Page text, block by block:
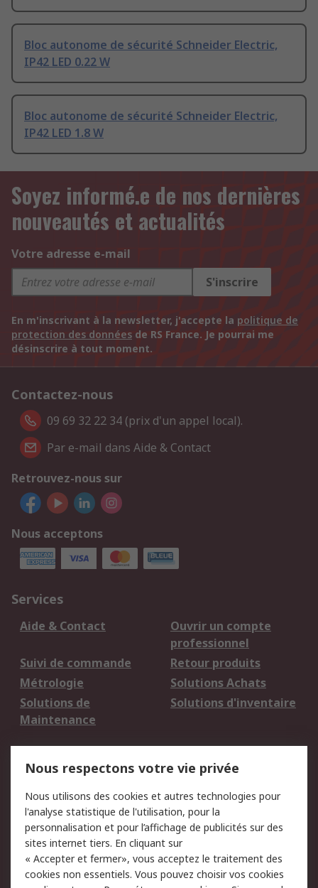
Bloc autonome de sécurité Schneider Electric,
IP42 LED 0.22 W
Bloc autonome de sécurité Schneider Electric,
IP42 LED 1.8 W
Soyez informé.e de nos dernières
nouveautés et actualités
Votre adresse e-mail
S'inscrire
En m'inscrivant à la newsletter, j'accepte la politique de
protection des données de RS France. Je pourrai me
désinscrire à tout moment.
Contactez-nous
09 69 32 22 34 (prix d'un appel local).
Par e-mail dans Aide & Contact
Retrouvez-nous sur
Nous acceptons
Services
Aide & Contact
Ouvrir un compte
professionnel
Suivi de commande
Retour produits
Métrologie
Solutions Achats
Solutions de
Maintenance
Solutions d'inventaire
du site
Politique de protection
des données - Mise à
jour
Sécurité des E-mails
Conditions générales
Politique anti-
Nous respectons votre vie privée
Nous utilisons des cookies et autres technologies pour
l'analyse statistique de l'utilisation, pour la
personnalisation et pour l’affichage de publicités sur des
sites internet tiers. En cliquant sur
« Accepter et fermer», vous acceptez le traitement des
cookies non essentiels. Vous pouvez choisir vos cookies